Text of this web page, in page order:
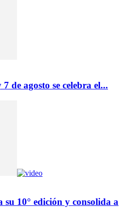
de agosto se celebra el...
10° edición y consolida a